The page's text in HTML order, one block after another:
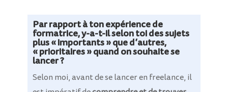
Par rapport à ton expérience de
formatrice, y-a-t-il selon toi des sujets
plus « importants » que d’autres,
« prioritaires » quand on souhaite se
lancer ?
Selon moi, avant de se lancer en freelance, il